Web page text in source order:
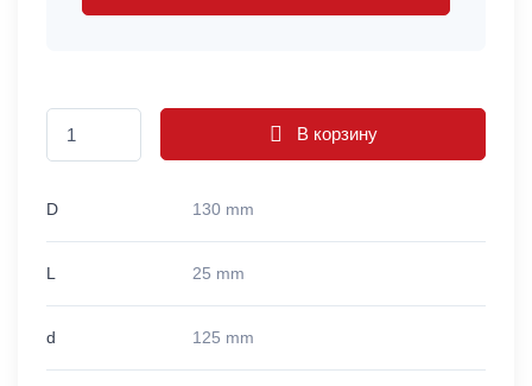
В корзину
D 130 mm
L 25 mm
d 125 mm